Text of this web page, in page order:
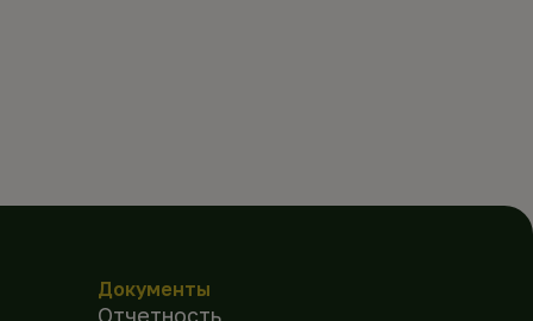
Документы
Отчетность